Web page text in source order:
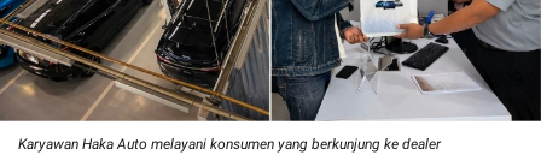
Karyawan Haka Auto melayani konsumen yang berkunjung ke dealer